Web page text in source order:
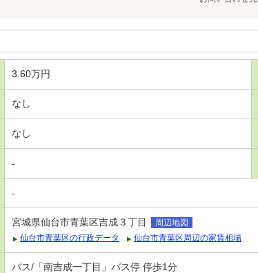
3.60万円
なし
なし
-
-
宮城県仙台市青葉区吉成３丁目
周辺地図
仙台市青葉区の行政データ
仙台市青葉区周辺の家賃相場
バス/「南吉成一丁目」バス停 停歩1分